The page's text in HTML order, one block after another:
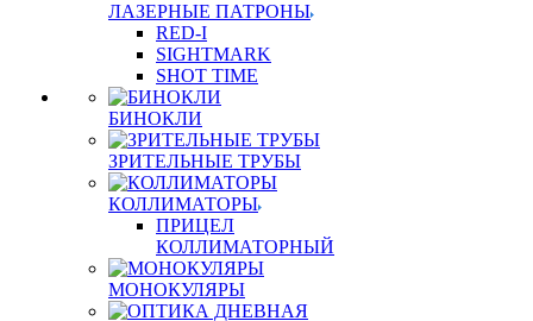
ЛАЗЕРНЫЕ ПАТРОНЫ
RED-I
SIGHTMARK
SHOT TIME
БИНОКЛИ
ЗРИТЕЛЬНЫЕ ТРУБЫ
КОЛЛИМАТОРЫ
ПРИЦЕЛ
КОЛЛИМАТОРНЫЙ
МОНОКУЛЯРЫ